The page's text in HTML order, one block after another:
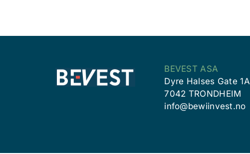
BEVEST ASA
Dyre Halses Gate 1A
7042 TRONDHEIM
info@bewiinvest.no